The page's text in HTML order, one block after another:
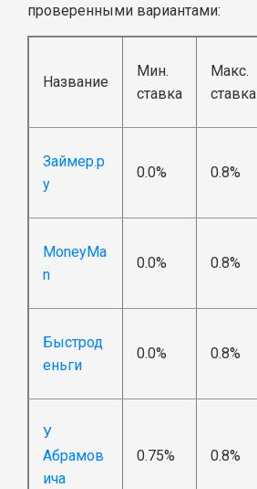
проверенными вариантами:
Название
Мин.
ставка
Макс.
ставка
Займер.р
у
0.0% 0.8%
MoneyMa
n
0.0% 0.8%
Быстрод
еньги
0.0% 0.8%
У
Абрамов
ича
0.75% 0.8%